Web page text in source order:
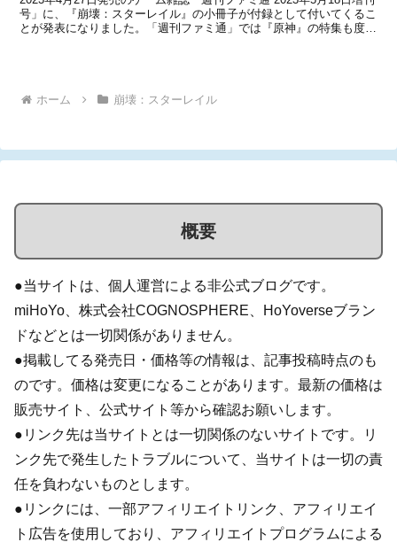
号」に、『崩壊：スターレイル』の小冊子が付録として付いてくるこ
とが発表になりました。「週刊ファミ通」では『原神』の特集も度々
ホーム 崩壊：スターレイル
概要
●当サイトは、個人運営による非公式ブログです。
miHoYo、株式会社COGNOSPHERE、HoYoverseブラン
ドなどとは一切関係がありません。
●掲載してる発売日・価格等の情報は、記事投稿時点のも
のです。価格は変更になることがあります。最新の価格は
販売サイト、公式サイト等から確認お願いします。
●リンク先は当サイトとは一切関係のないサイトです。リ
ンク先で発生したトラブルについて、当サイトは一切の責
任を負わないものとします。
●リンクには、一部アフィリエイトリンク、アフィリエイ
ト広告を使用しており、アフィリエイトプログラムによる